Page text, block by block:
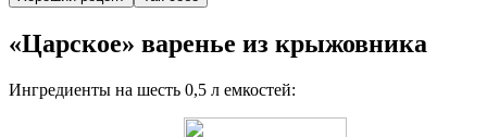
«Царское» варенье из крыжовника
Ингредиенты на шесть 0,5 л емкостей: